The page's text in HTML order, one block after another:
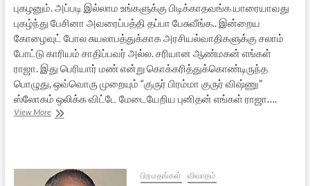
புகழனும். அப்படி இல்லாம உங்களுக்கு பிடிக்காதவங்க யாரையாவது
புகழ்ந்து பேசினா அவரைப்பத்தி தப்பா பேசுவீங்க.. இன்றைய
கோழைவுட் போல சுயலாபத்துக்காக அரசியல்வாதிகளுக்கு சலாம்
போட்டு காரியம் சாதிப்பவர் அல்ல. சரியான ஆண்மகன் எங்கள்
ராஜா. இது பெரியார் மண் என்று கொக்கரித்துக்கொண்டிருந்த
பொழுது, ஒவ்வொரு முறையும் “குருர் பிரம்மா குருர் விஷ்ணு”
ஸ்லோகம் ஒலிக்க விட்டே மேடையேறிய புனிதன் எங்கள் ராஜா….
View Moreஇசைஞானியை
பிறமதங்கள் விவாதம்